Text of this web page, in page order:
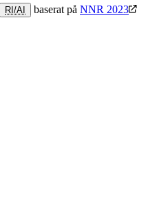
RI/AI baserat på NNR 2023